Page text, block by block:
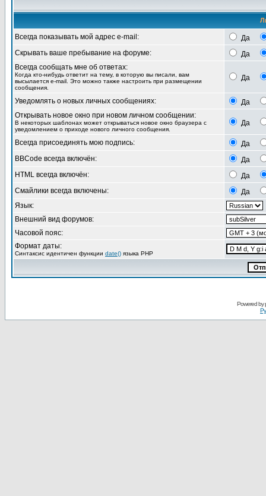
Всегда показывать мой адрес e-mail:
Да
Скрывать ваше пребывание на форуме:
Да
Всегда сообщать мне об ответах:
Когда кто-нибудь ответит на тему, в которую вы писали, вам
высылается e-mail. Это можно также настроить при размещении
сообщения.
Да
Уведомлять о новых личных сообщениях:
Да
Открывать новое окно при новом личном сообщении:
В некоторых шаблонах может открываться новое окно браузера с
уведомлением о приходе нового личного сообщения.
Да
Всегда присоединять мою подпись:
Да
BBCode всегда включён:
Да
HTML всегда включён:
Да
Смайлики всегда включены:
Да
Язык:
Внешний вид форумов:
Часовой пояс:
Формат даты:
Синтаксис идентичен функции date() языка PHP
Powered by